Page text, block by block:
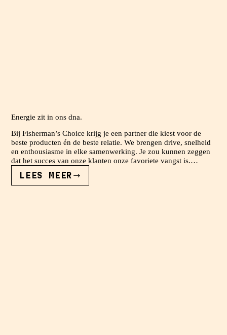
Energie zit in ons dna.
Bij Fisherman’s Choice krijg je een partner die kiest voor de
beste producten én de beste relatie. We brengen drive, snelheid
en enthousiasme in elke samenwerking. Je zou kunnen zeggen
dat het succes van onze klanten onze favoriete vangst is.…
LEES MEER
ENERGIE